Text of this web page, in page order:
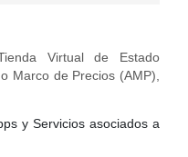
Virtual de Estado
Marco de Precios (AMP),
y Servicios asociados a